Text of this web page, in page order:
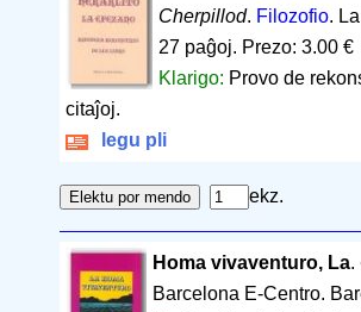
Cherpillod. Filozofio.
27 paĝoj. Prezo: 3.00 €
Klarigo: Provo de
citaĵoj.
legu pli
ekz.
Homa vivaventuro, La.
Barcelona E-Centro.